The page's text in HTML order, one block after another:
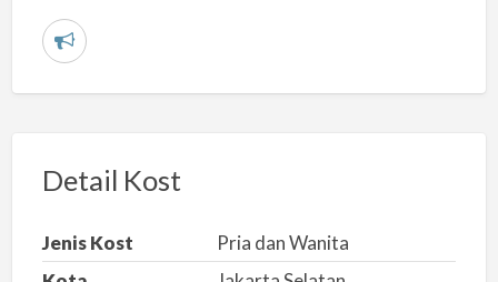
L
r
n
Detail Kost
Jenis Kost
Pria dan Wanita